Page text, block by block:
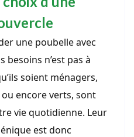
une poubelle avec
besoins n’est pas à
soient ménagers,
encore verts, sont
vie quotidienne. Leur
est donc